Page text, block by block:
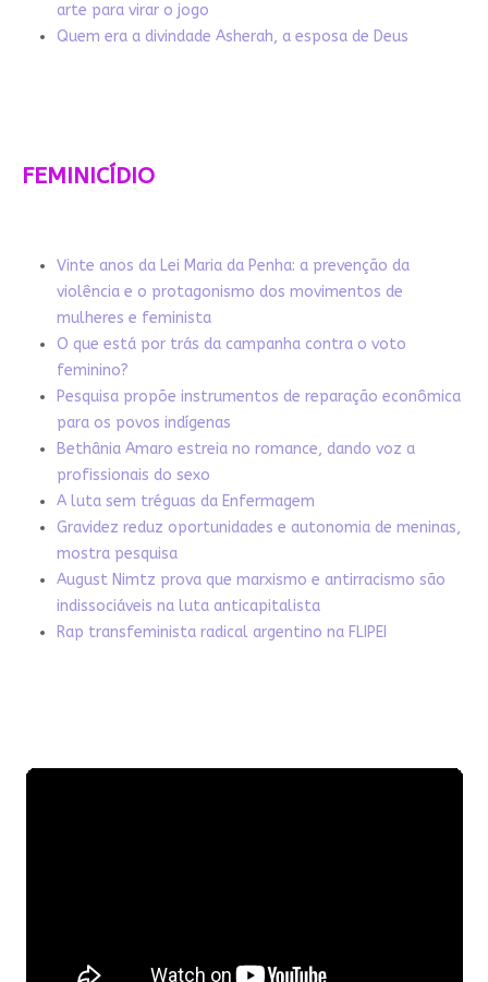
arte para virar o jogo
Quem era a divindade Asherah, a esposa de Deus
FEMINICÍDIO
Vinte anos da Lei Maria da Penha: a prevenção da
violência e o protagonismo dos movimentos de
mulheres e feminista
O que está por trás da campanha contra o voto
feminino?
Pesquisa propõe instrumentos de reparação econômica
para os povos indígenas
Bethânia Amaro estreia no romance, dando voz a
profissionais do sexo
A luta sem tréguas da Enfermagem
Gravidez reduz oportunidades e autonomia de meninas,
mostra pesquisa
August Nimtz prova que marxismo e antirracismo são
indissociáveis na luta anticapitalista
Rap transfeminista radical argentino na FLIPEI